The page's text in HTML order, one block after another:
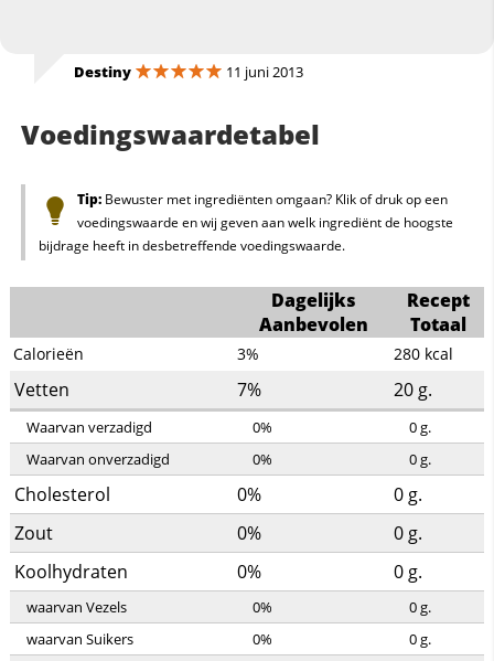
Destiny 11 juni 2013
Voedingswaardetabel
Tip:Bewuster met ingrediënten omgaan? Klik of druk op een
voedingswaarde en wij geven aan welk ingrediënt de hoogste
bijdrage heeft in desbetreffende voedingswaarde.
Dagelijks
Aanbevolen
Recept
Totaal
Calorieën 3% 280 kcal
Vetten 7% 20 g.
Waarvan verzadigd 0% 0g.
Waarvan onverzadigd
0% 0g.
Cholesterol 0% 0 g.
Zout
0% 0 g.
Koolhydraten
0% 0 g.
waarvan Vezels 0% 0g.
waarvan Suikers
0% 0g.